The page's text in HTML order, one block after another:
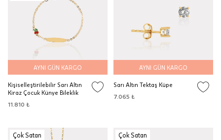
AYNI GÜN KARGO
Kişiselleştirilebilir Sarı Altın
Kiraz Çocuk Künye Bileklik
11.810 ₺
AYNI GÜN KARGO
Sarı Altın Tektaş Küpe
7.065 ₺
Çok Satan Çok Satan